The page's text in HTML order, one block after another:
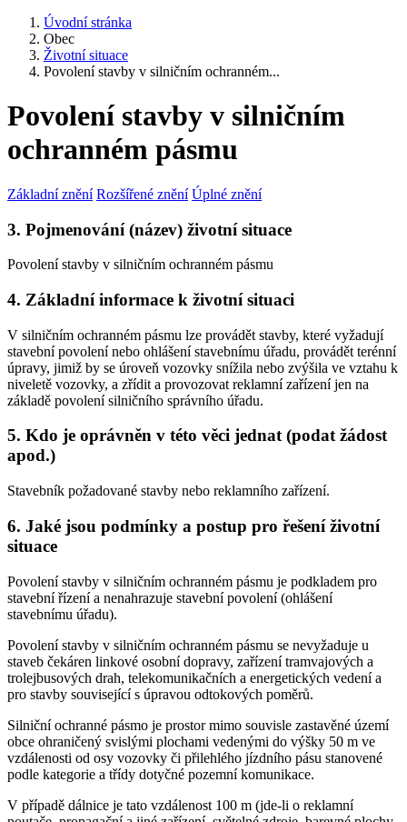
Úvodní stránka
Obec
Životní situace
Povolení stavby v silničním ochranném...
Povolení stavby v silničním
ochranném pásmu
Základní znění Rozšířené znění Úplné znění
3. Pojmenování (název) životní situace
Povolení stavby v silničním ochranném pásmu
4. Základní informace k životní situaci
V silničním ochranném pásmu lze provádět stavby, které vyžadují
stavební povolení nebo ohlášení stavebnímu úřadu, provádět terénní
úpravy, jimiž by se úroveň vozovky snížila nebo zvýšila ve vztahu k
niveletě vozovky, a zřídit a provozovat reklamní zařízení jen na
základě povolení silničního správního úřadu.
5. Kdo je oprávněn v této věci jednat (podat žádost
apod.)
Stavebník požadované stavby nebo reklamního zařízení.
6. Jaké jsou podmínky a postup pro řešení životní
situace
Povolení stavby v silničním ochranném pásmu je podkladem pro
stavební řízení a nenahrazuje stavební povolení (ohlášení
stavebnímu úřadu).
Povolení stavby v silničním ochranném pásmu se nevyžaduje u
staveb čekáren linkové osobní dopravy, zařízení tramvajových a
trolejbusových drah, telekomunikačních a energetických vedení a
pro stavby související s úpravou odtokových poměrů.
Silniční ochranné pásmo je prostor mimo souvisle zastavěné území
obce ohraničený svislými plochami vedenými do výšky 50 m ve
vzdálenosti od osy vozovky či přilehlého jízdního pásu stanovené
podle kategorie a třídy dotyčné pozemní komunikace.
V případě dálnice je tato vzdálenost 100 m (jde-li o reklamní